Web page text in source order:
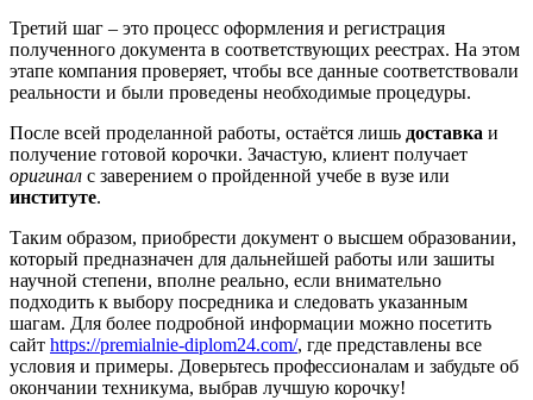
Третий шаг – это процесс оформления и регистрация
полученного документа в соответствующих реестрах. На этом
этапе компания проверяет, чтобы все данные соответствовали
реальности и были проведены необходимые процедуры.
После всей проделанной работы, остаётся лишь доставка и
получение готовой корочки. Зачастую, клиент получает
оригинал с заверением о пройденной учебе в вузе или
институте.
Таким образом, приобрести документ о высшем образовании,
который предназначен для дальнейшей работы или зашиты
научной степени, вполне реально, если внимательно
подходить к выбору посредника и следовать указанным
шагам. Для более подробной информации можно посетить
сайт https://premialnie-diplom24.com/, где представлены все
условия и примеры. Доверьтесь профессионалам и забудьте об
окончании техникума, выбрав лучшую корочку!